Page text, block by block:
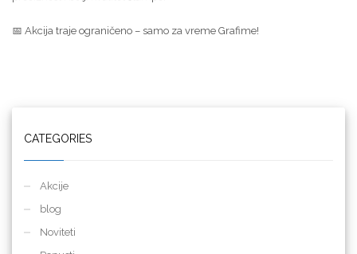
📅 Akcija traje ograničeno – samo za vreme Grafime!
CATEGORIES
Akcije
blog
Noviteti